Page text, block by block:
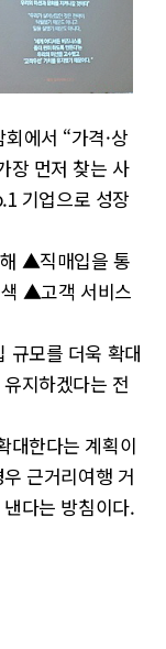
에서 “가격·상
장 먼저 찾는 사
기업으로 성장
▲직매입을 통
▲고객 서비스
규모를 더욱 확대
지하겠다는 전
대한다는 계획이
근거리여행 거
다는 방침이다.